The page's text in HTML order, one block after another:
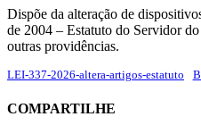
Dispõe da alteração de
de 2004 – Estatuto do Servidor
outras providências.
LEI-337-2026-altera-artigos-estatuto
COMPARTILHE